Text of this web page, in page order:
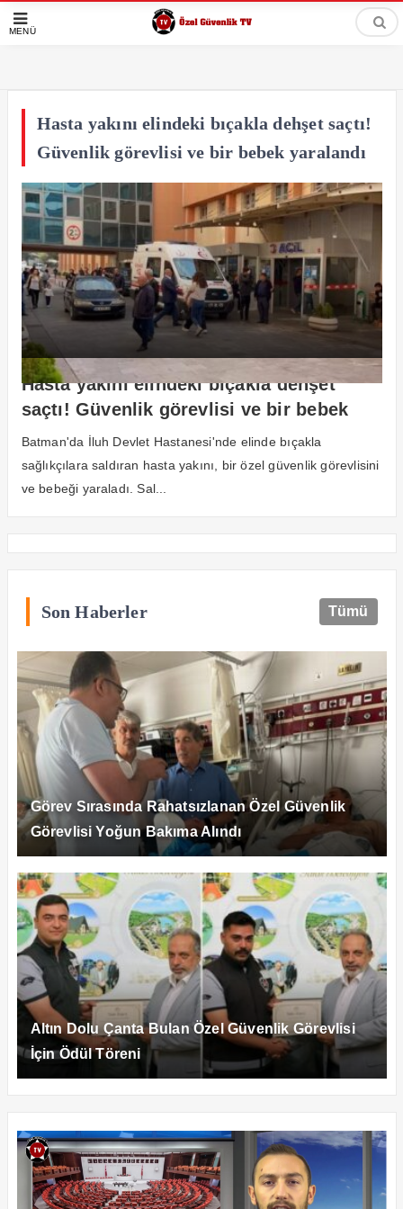
MENÜ
Hasta yakını elindeki bıçakla dehşet saçtı!
Güvenlik görevlisi ve bir bebek yaralandı
Hasta yakını elindeki bıçakla dehşet
saçtı! Güvenlik görevlisi ve bir bebek
yaralandı
Batman'da İluh Devlet Hastanesi'nde elinde bıçakla
sağlıkçılara saldıran hasta yakını, bir özel güvenlik görevlisini
ve bebeği yaraladı. Sal...
Son Haberler Tümü
Görev Sırasında Rahatsızlanan Özel Güvenlik
Görevlisi Yoğun Bakıma Alındı
Altın Dolu Çanta Bulan Özel Güvenlik Görevlisi
İçin Ödül Töreni